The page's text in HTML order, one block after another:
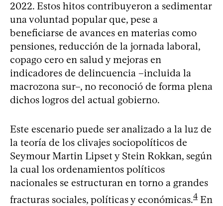
2022. Estos hitos contribuyeron a sedimentar
una voluntad popular que, pese a
beneficiarse de avances en materias como
pensiones, reducción de la jornada laboral,
copago cero en salud y mejoras en
indicadores de delincuencia –incluida la
macrozona sur–, no reconoció de forma plena
dichos logros del actual gobierno.
Este escenario puede ser analizado a la luz de
la teoría de los clivajes sociopolíticos de
Seymour Martin Lipset y Stein Rokkan, según
la cual los ordenamientos políticos
nacionales se estructuran en torno a grandes
fracturas sociales, políticas y económicas.4 En